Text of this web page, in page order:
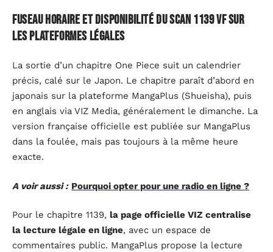
Fuseau horaire et disponibilité du scan 1139 VF sur
les plateformes légales
La sortie d’un chapitre One Piece suit un calendrier
précis, calé sur le Japon. Le chapitre paraît d’abord en
japonais sur la plateforme MangaPlus (Shueisha), puis
en anglais via VIZ Media, généralement le dimanche. La
version française officielle est publiée sur MangaPlus
dans la foulée, mais pas toujours à la même heure
exacte.
A voir aussi : Pourquoi opter pour une radio en ligne ?
Pour le chapitre 1139, la page officielle VIZ centralise
la lecture légale en ligne, avec un espace de
commentaires public. MangaPlus propose la lecture